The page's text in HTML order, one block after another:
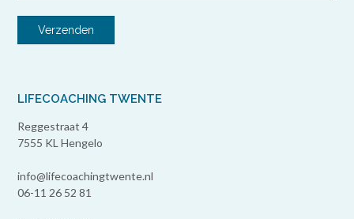
LIFECOACHING TWENTE
Reggestraat 4
7555 KL Hengelo
info@lifecoachingtwente.nl
06-11 26 52 81